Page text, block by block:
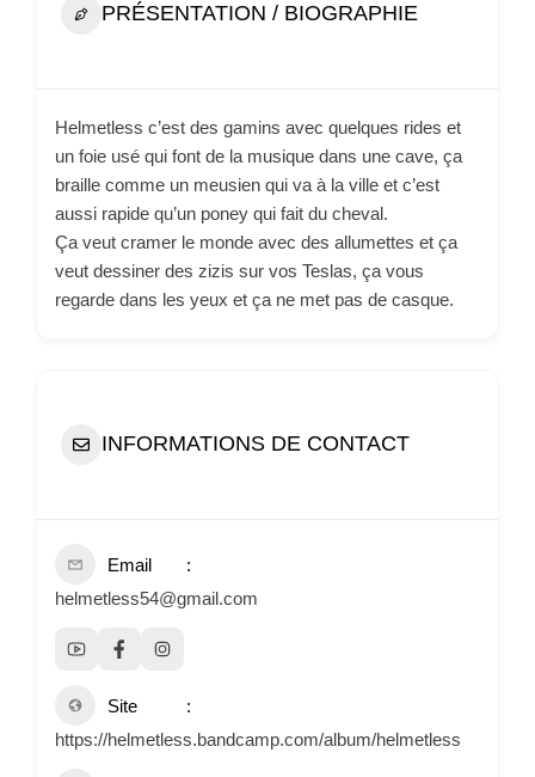
PRÉSENTATION / BIOGRAPHIE
Helmetless c’est des gamins avec quelques rides et
un foie usé qui font de la musique dans une cave, ça
braille comme un meusien qui va à la ville et c’est
aussi rapide qu’un poney qui fait du cheval.
Ça veut cramer le monde avec des allumettes et ça
veut dessiner des zizis sur vos Teslas, ça vous
regarde dans les yeux et ça ne met pas de casque.
INFORMATIONS DE CONTACT
Email
helmetless54@gmail.com
Site
https://helmetless.bandcamp.com/album/helmetless